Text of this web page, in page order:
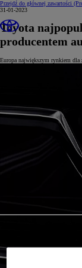
Przejdź do głównej zawartości
31-01-2023
Toyota
producentem
Europa największym rynkiem